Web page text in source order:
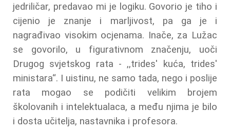
jedriličar, predavao mi je logiku. Govorio je tiho i
cijenio je znanje i marljivost, pa ga je i
nagrađivao visokim ocjenama. Inače, za Lužac
se govorilo, u figurativnom značenju, uoči
Drugog svjetskog rata - ,,trides' kuća, trides'
ministara“. I uistinu, ne samo tada, nego i poslije
rata mogao se podičiti velikim brojem
školovanih i intelektualaca, a među njima je bilo
i dosta učitelja, nastavnika i profesora.